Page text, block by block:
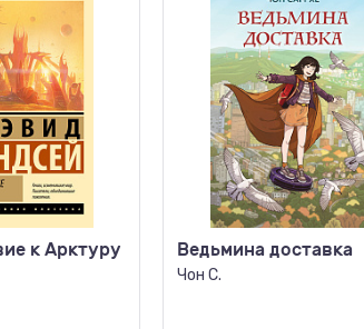
к Арктуру Ведьмина доставка
Чон С.